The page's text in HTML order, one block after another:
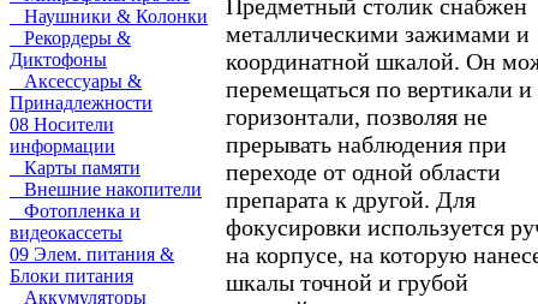
Наушники & Колонки
Рекордеры &
Диктофоны
Аксессуары &
Принадлежности
08 Носители
информации
Карты памяти
Внешние накопители
Фотопленка и
видеокассеты
09 Элем. питания &
Блоки питания
Аккумуляторы
Предметный столик снабжен
металлическими зажимами и
координатной шкалой. Он
перемещаться по вертикали и
горизонтали, позволяя не
прерывать наблюдения при
переходе от одной области
препарата к другой. Для
фокусировки используется
на корпусе, на которую
шкалы точной и грубой